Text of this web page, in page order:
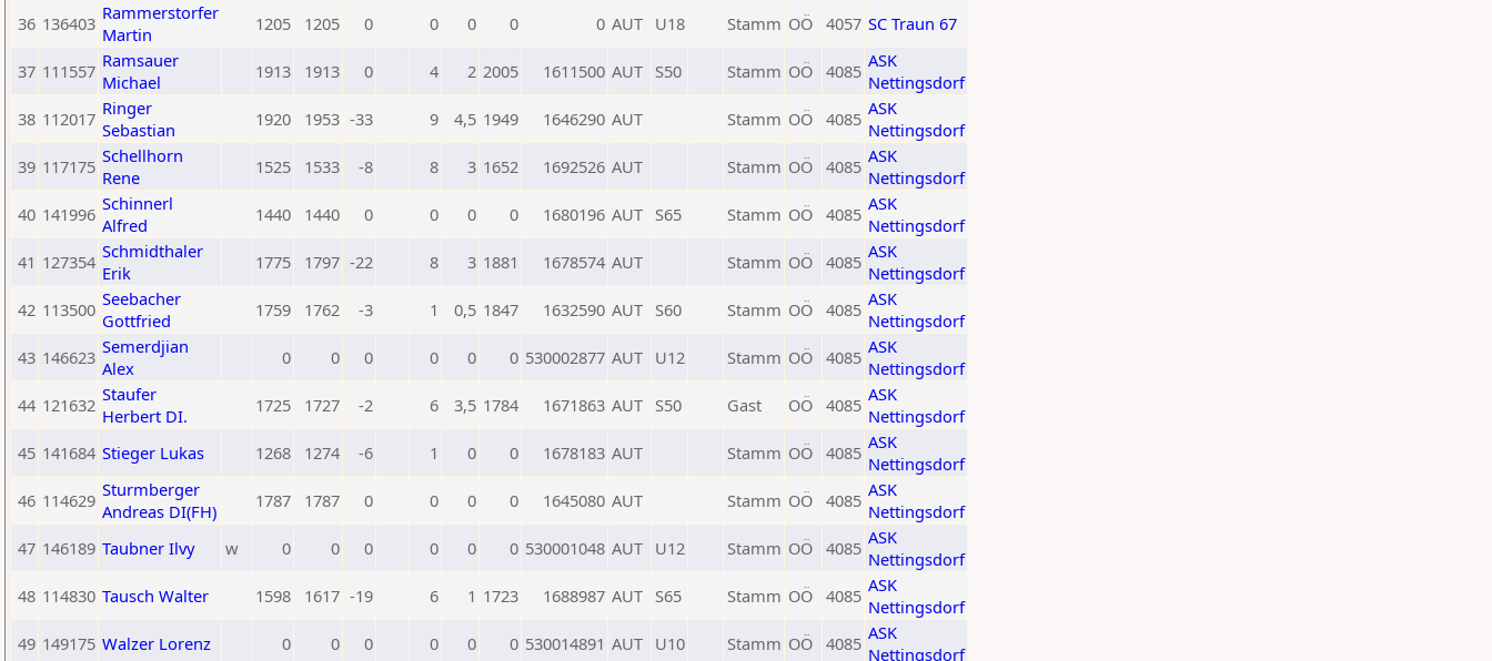
36 136403 Rammerstorfer
Martin
1205 1205 0 0 0 0 0 AUT U18 Stamm OÖ 4057 SC Traun 67
37 111557 Ramsauer
Michael
1913 1913 0 4 2 2005 1611500 AUT S50 Stamm OÖ 4085 ASK
Nettingsdorf
38 112017 Ringer
Sebastian
1920 1953 -33 9 4,5 1949 1646290 AUT Stamm OÖ 4085 ASK
Nettingsdorf
39 117175 Schellhorn
Rene
1525 1533 -8 8 3 1652 1692526 AUT Stamm OÖ 4085 ASK
Nettingsdorf
40 141996 Schinnerl
Alfred
1440 1440 0 0 0 0 1680196 AUT S65 Stamm OÖ 4085 ASK
Nettingsdorf
41 127354 Schmidthaler
Erik
1775 1797 -22 8 3 1881 1678574 AUT Stamm OÖ 4085 ASK
Nettingsdorf
42 113500 Seebacher
Gottfried
1759 1762 -3 1 0,5 1847 1632590 AUT S60 Stamm OÖ 4085 ASK
Nettingsdorf
43 146623 Semerdjian
Alex
0 0 0 0 0 0 530002877 AUT U12 Stamm OÖ 4085 ASK
Nettingsdorf
44 121632 Staufer
Herbert DI.
1725 1727 -2 6 3,5 1784 1671863 AUT S50 Gast OÖ 4085 ASK
Nettingsdorf
45 141684 Stieger Lukas 1268 1274 -6 1 0 0 1678183 AUT Stamm OÖ 4085 ASK
Nettingsdorf
46 114629 Sturmberger
Andreas DI(FH)
1787 1787 0 0 0 0 1645080 AUT Stamm OÖ 4085 ASK
Nettingsdorf
47 146189 Taubner Ilvy w 0 0 0 0 0 0 530001048 AUT U12 Stamm OÖ 4085 ASK
Nettingsdorf
48 114830 Tausch Walter 1598 1617 -19 6 1 1723 1688987 AUT S65 Stamm OÖ 4085 ASK
Nettingsdorf
49 149175 Walzer Lorenz 0 0 0 0 0 0 530014891 AUT U10 Stamm OÖ 4085 ASK
Nettingsdorf